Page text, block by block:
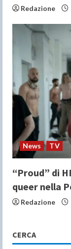
Redazione
News TV
“Proud” di
queer nella
Redazione
CERCA